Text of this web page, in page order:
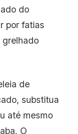
do
por fatias
grelhado
de
substitua
até mesmo
O